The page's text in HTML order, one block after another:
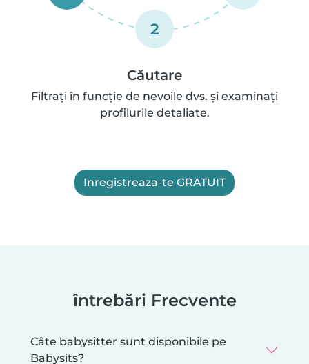
2
Căutare
Filtrați în funcție de nevoile dvs. și examinați
profilurile detaliate.
Inregistreaza-te GRATUIT
întrebări Frecvente
Câte babysitter sunt disponibile pe
Babysits?